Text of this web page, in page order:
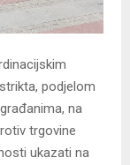
podjelom
na
trgovine
ukazati na